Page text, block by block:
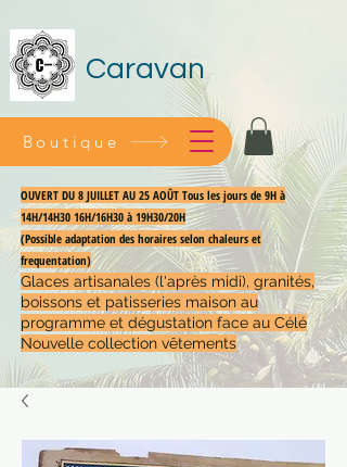
Caravan
OUVERT DU 8 JUILLET AU 25 AOÛT Tous les jours de 9H à
14H/14H30 16H/16H30 à 19H30/20H
(Possible adaptation des horaires selon chaleurs et
frequentation)
Glaces artisanales (l'après midi), granités,
boissons et patisseries maison au
programme et dégustation face au Célé
Nouvelle collection vêtements
Boutique